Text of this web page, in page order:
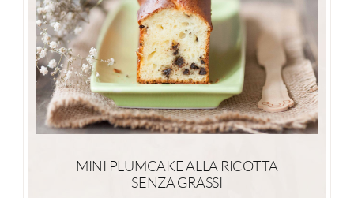
MINI PLUMCAKE ALLA RICOTTA
SENZA GRASSI